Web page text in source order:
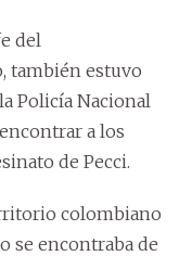
del
también estuvo
Policía Nacional
a los
de Pecci.
colombiano
se encontraba de